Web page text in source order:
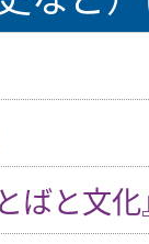
ばと文